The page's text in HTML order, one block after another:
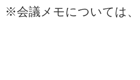
※会議メモについては、